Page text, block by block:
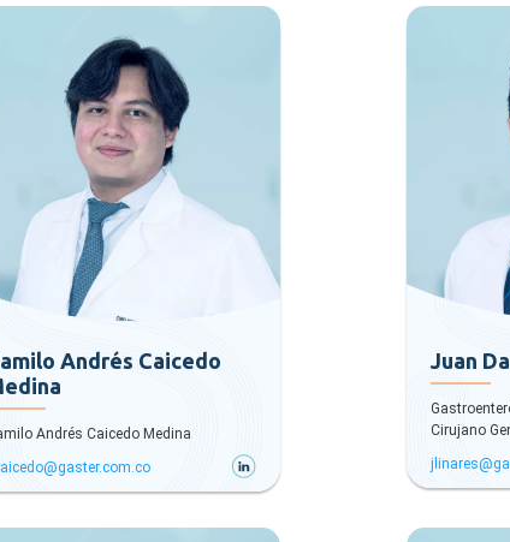
Andrés Caicedo
Andrés Caicedo Medina
Juan
Cirujano